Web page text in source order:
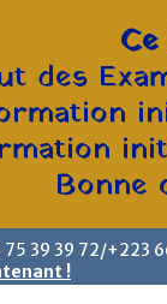
75 39 39 72/+223
!
des
Bonne